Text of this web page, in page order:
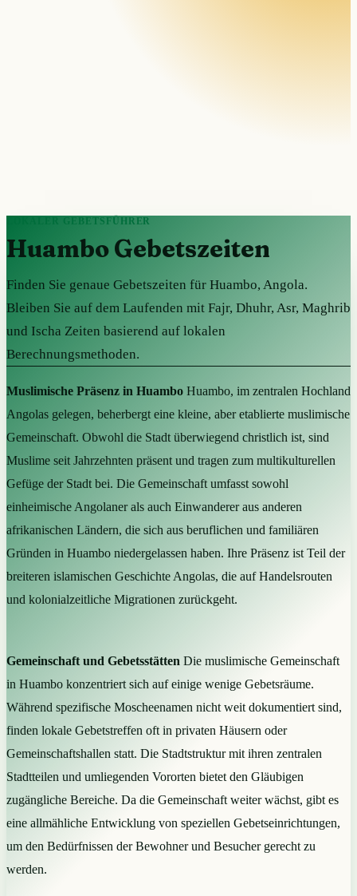
LOKALER GEBETSFÜHRER
Huambo Gebetszeiten
Finden Sie genaue Gebetszeiten für Huambo, Angola.
Bleiben Sie auf dem Laufenden mit Fajr, Dhuhr, Asr, Maghrib
und Ischa Zeiten basierend auf lokalen
Berechnungsmethoden.
Muslimische Präsenz in Huambo Huambo, im zentralen Hochland
Angolas gelegen, beherbergt eine kleine, aber etablierte muslimische
Gemeinschaft. Obwohl die Stadt überwiegend christlich ist, sind
Muslime seit Jahrzehnten präsent und tragen zum multikulturellen
Gefüge der Stadt bei. Die Gemeinschaft umfasst sowohl
einheimische Angolaner als auch Einwanderer aus anderen
afrikanischen Ländern, die sich aus beruflichen und familiären
Gründen in Huambo niedergelassen haben. Ihre Präsenz ist Teil der
breiteren islamischen Geschichte Angolas, die auf Handelsrouten
und kolonialzeitliche Migrationen zurückgeht.
Gemeinschaft und Gebetsstätten Die muslimische Gemeinschaft
in Huambo konzentriert sich auf einige wenige Gebetsräume.
Während spezifische Moscheenamen nicht weit dokumentiert sind,
finden lokale Gebetstreffen oft in privaten Häusern oder
Gemeinschaftshallen statt. Die Stadtstruktur mit ihren zentralen
Stadtteilen und umliegenden Vororten bietet den Gläubigen
zugängliche Bereiche. Da die Gemeinschaft weiter wächst, gibt es
eine allmähliche Entwicklung von speziellen Gebetseinrichtungen,
um den Bedürfnissen der Bewohner und Besucher gerecht zu
werden.